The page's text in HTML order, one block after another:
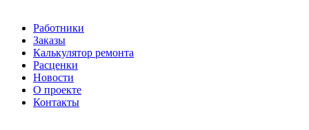
Работники
Заказы
Калькулятор ремонта
Расценки
Новости
О проекте
Контакты